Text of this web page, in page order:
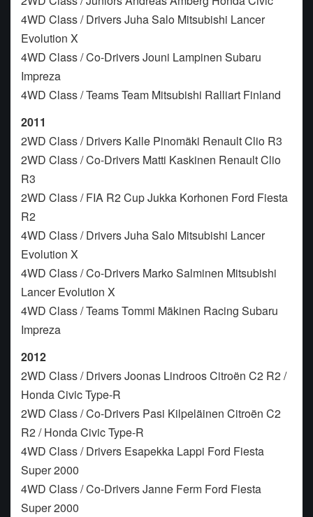
4WD Class / Drivers Juha Salo Mitsubishi Lancer
Evolution X
4WD Class / Co-Drivers Jouni Lampinen Subaru
Impreza
4WD Class / Teams Team Mitsubishi Ralliart Finland
2011
2WD Class / Drivers Kalle Pinomäki Renault Clio R3
2WD Class / Co-Drivers Matti Kaskinen Renault Clio
R3
2WD Class / FIA R2 Cup Jukka Korhonen Ford Fiesta
R2
4WD Class / Drivers Juha Salo Mitsubishi Lancer
Evolution X
4WD Class / Co-Drivers Marko Salminen Mitsubishi
Lancer Evolution X
4WD Class / Teams Tommi Mäkinen Racing Subaru
Impreza
2012
2WD Class / Drivers Joonas Lindroos Citroën C2 R2 /
Honda Civic Type-R
2WD Class / Co-Drivers Pasi Kilpeläinen Citroën C2
R2 / Honda Civic Type-R
4WD Class / Drivers Esapekka Lappi Ford Fiesta
Super 2000
4WD Class / Co-Drivers Janne Ferm Ford Fiesta
Super 2000